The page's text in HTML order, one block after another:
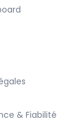
& Fiabilité